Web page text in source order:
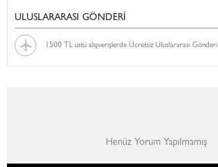
ULUSLARARASI GÖNDERİ
1500 TL üstü alışverişlerde Ücretsiz Uluslararası Gönderi
Henüz Yorum Yapılmamış